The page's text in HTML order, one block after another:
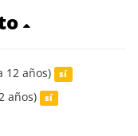
12 años) sí
años) sí